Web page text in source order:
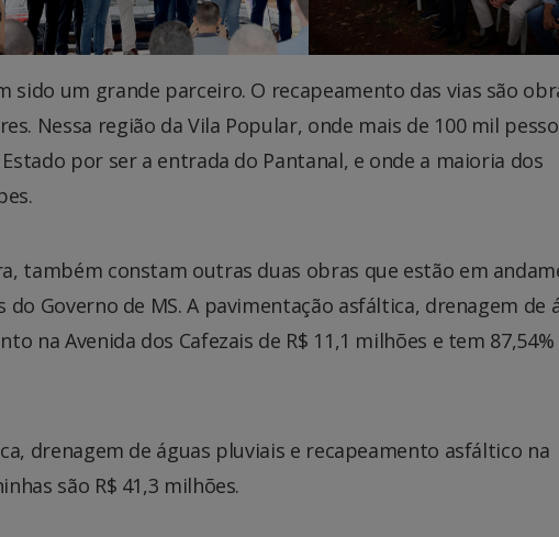
sido um grande parceiro. O recapeamento das vias são
Nessa região da Vila Popular, onde mais de 100 mil
por ser a entrada do Pantanal, e onde a maioria dos
também constam outras duas obras que estão em
Governo de MS. A pavimentação asfáltica, drenagem de
na Avenida dos Cafezais de R$ 11,1 milhões e tem 87,54%
drenagem de águas pluviais e recapeamento asfáltico na
são R$ 41,3 milhões.